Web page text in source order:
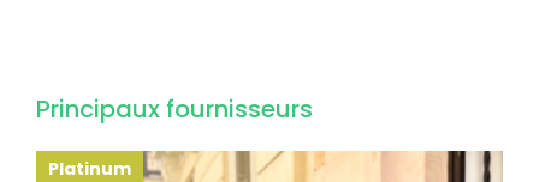
Principaux fournisseurs
Platinum